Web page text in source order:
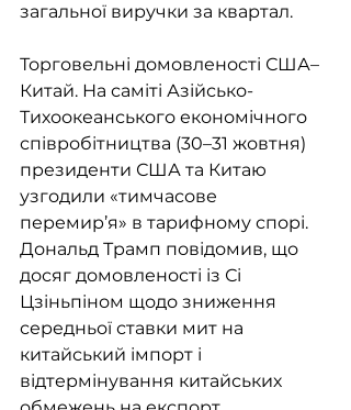
загальної виручки за квартал.
Торговельні домовленості США–
Китай. На саміті Азійсько-
Тихоокеанського економічного
співробітництва (30–31 жовтня)
президенти США та Китаю
узгодили «тимчасове
перемир’я» в тарифному спорі.
Дональд Трамп повідомив, що
досяг домовленості із Сі
Цзіньпіном щодо зниження
середньої ставки мит на
китайський імпорт і
відтермінування китайських